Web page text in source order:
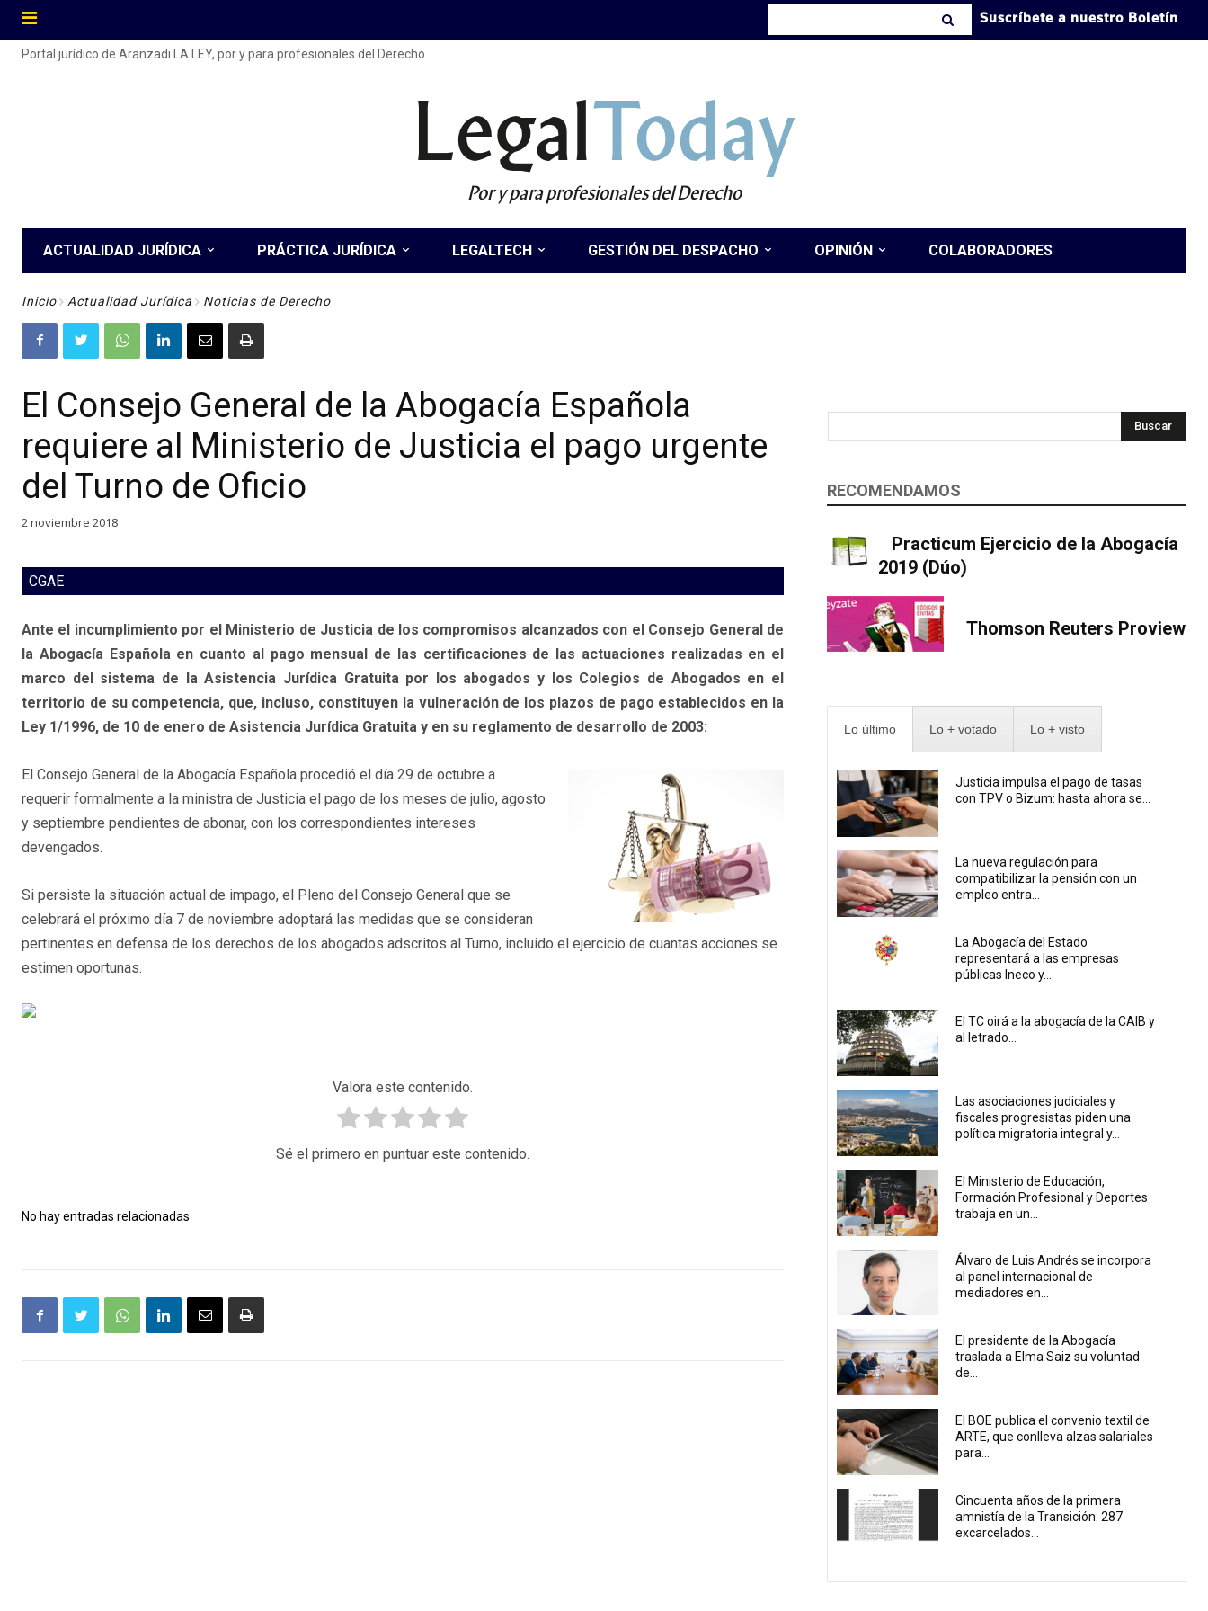
Suscríbete a nuestro Boletín
Portal jurídico de Aranzadi LA LEY, por y para profesionales del Derecho
LegalToday
Por y para profesionales del Derecho
ACTUALIDAD JURÍDICA PRÁCTICA JURÍDICA LEGALTECH GESTIÓN DEL DESPACHO OPINIÓN COLABORADORES
Inicio Actualidad Jurídica Noticias de Derecho
El Consejo General de la Abogacía Española
requiere al Ministerio de Justicia el pago urgente
del Turno de Oficio
2 noviembre 2018
CGAE
Ante el incumplimiento por el Ministerio de Justicia de los compromisos alcanzados con el Consejo General de
la Abogacía Española en cuanto al pago mensual de las certificaciones de las actuaciones realizadas en el
marco del sistema de la Asistencia Jurídica Gratuita por los abogados y los Colegios de Abogados en el
territorio de su competencia, que, incluso, constituyen la vulneración de los plazos de pago establecidos en la
Ley 1/1996, de 10 de enero de Asistencia Jurídica Gratuita y en su reglamento de desarrollo de 2003:
El Consejo General de la Abogacía Española procedió el día 29 de octubre a
requerir formalmente a la ministra de Justicia el pago de los meses de julio, agosto
y septiembre pendientes de abonar, con los correspondientes intereses
devengados.
Si persiste la situación actual de impago, el Pleno del Consejo General que se
celebrará el próximo día 7 de noviembre adoptará las medidas que se consideran
pertinentes en defensa de los derechos de los abogados adscritos al Turno, incluido el ejercicio de cuantas acciones se
estimen oportunas.
Valora este contenido.
Sé el primero en puntuar este contenido.
No hay entradas relacionadas
Buscar
RECOMENDAMOS
Practicum Ejercicio de la Abogacía
2019 (Dúo)
Thomson Reuters Proview
Lo último Lo + votado Lo + visto
Justicia impulsa el pago de tasas
con TPV o Bizum: hasta ahora se...
La nueva regulación para
compatibilizar la pensión con un
empleo entra...
La Abogacía del Estado
representará a las empresas
públicas Ineco y...
El TC oirá a la abogacía de la CAIB y
al letrado...
Las asociaciones judiciales y
fiscales progresistas piden una
política migratoria integral y...
El Ministerio de Educación,
Formación Profesional y Deportes
trabaja en un...
Álvaro de Luis Andrés se incorpora
al panel internacional de
mediadores en...
El presidente de la Abogacía
traslada a Elma Saiz su voluntad
de...
El BOE publica el convenio textil de
ARTE, que conlleva alzas salariales
para...
Cincuenta años de la primera
amnistía de la Transición: 287
excarcelados...